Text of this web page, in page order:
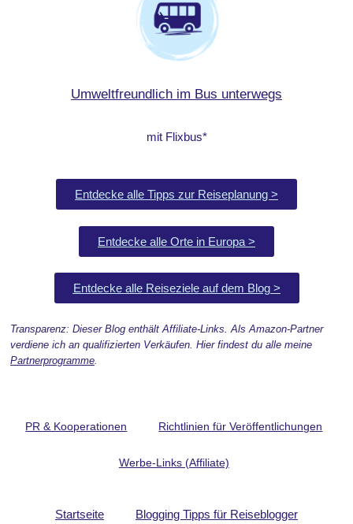
Umweltfreundlich im Bus unterwegs
mit Flixbus*
Entdecke alle Tipps zur Reiseplanung >
Entdecke alle Orte in Europa >
Entdecke alle Reiseziele auf dem Blog >
Transparenz: Dieser Blog enthält Affiliate-Links. Als Amazon-Partner
verdiene ich an qualifizierten Verkäufen. Hier findest du alle meine
Partnerprogramme
PR & Kooperationen Richtlinien für Veröffentlichungen
Werbe-Links (Affiliate)
Startseite Blogging Tipps für Reiseblogger